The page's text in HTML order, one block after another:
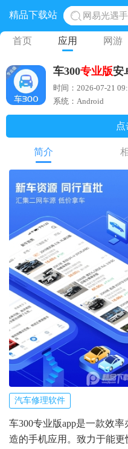
精品下载站
网易光遇
黎明觉醒
奥特曼王
地铁跑酷
首页 应用 网游
车300专业版安
时间：2026-07-21
系统：Android
简介
汽车修理软件
车300专业版app是一款效
造的手机应用。致力于能